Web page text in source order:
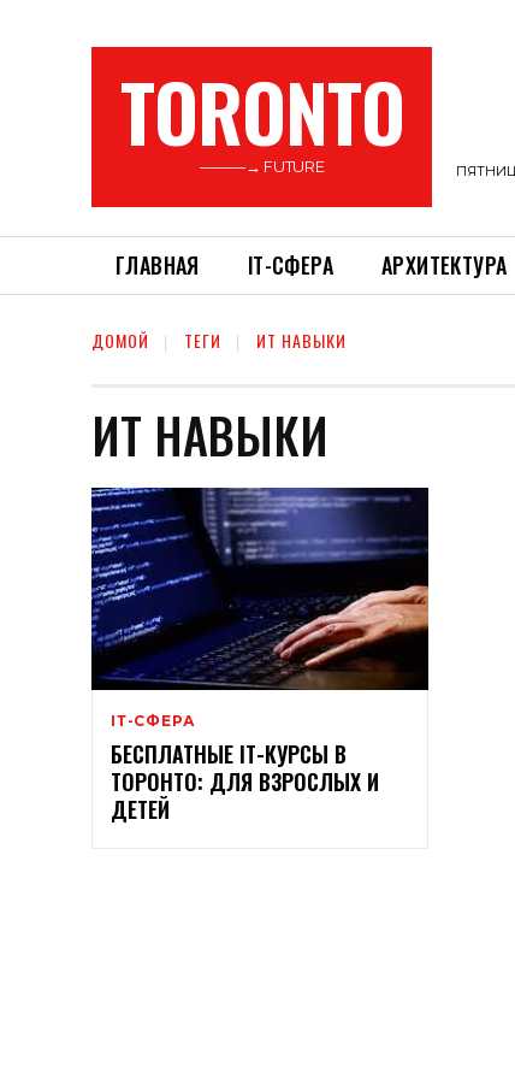
TORONTO
———→ FUTURE
ГЛАВНАЯ ІТ-СФЕРА АРХИТЕКТУРА
ДОМОЙ ТЕГИ ИТ НАВЫКИ
ИТ НАВЫКИ
ІТ-СФЕРА
БЕСПЛАТНЫЕ ІТ-КУРСЫ В
ТОРОНТО: ДЛЯ ВЗРОСЛЫХ И
ДЕТЕЙ